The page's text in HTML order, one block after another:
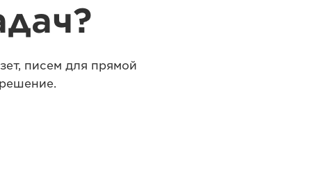
писем для прямой